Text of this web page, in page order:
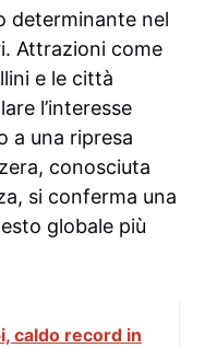
determinante nel
Attrazioni come
e le città
l’interesse
a una ripresa
conosciuta
si conferma una
globale più
caldo record in